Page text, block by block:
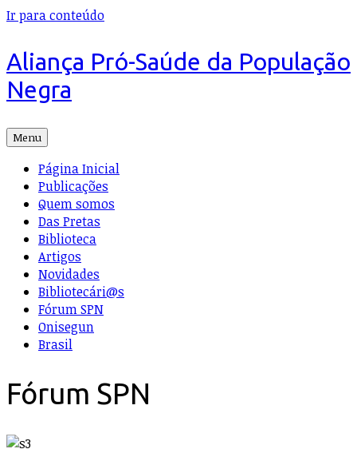
Ir para conteúdo
Aliança Pró-Saúde da População
Negra
Menu
Página Inicial
Publicações
Quem somos
Das Pretas
Biblioteca
Artigos
Novidades
Bibliotecári@s
Fórum SPN
Onisegun
Brasil
Fórum SPN